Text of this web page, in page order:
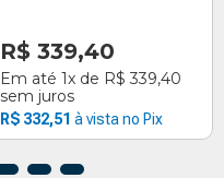
R$ 339,40
Em até 1x R$ 339,40
sem juros
R$ 332,51